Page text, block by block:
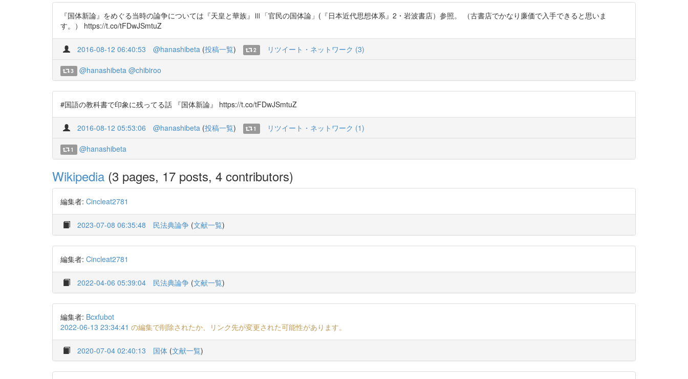
『国体新論』をめぐる当時の論争については『天皇と華族』Ⅲ「官民の国体論」(『日本近代思想体系』2・岩波書店）参照。 （古書店でかなり廉価で入手できると思いま
す。） https://t.co/tFDwJSmtuZ
2016-08-12 06:40:53 @hanashibeta (投稿一覧) 2 リツイート・ネットワーク (3)
3 @hanashibeta @chibiroo
#国語の教科書で印象に残ってる話 『国体新論』 https://t.co/tFDwJSmtuZ
2016-08-12 05:53:06 @hanashibeta (投稿一覧) 1 リツイート・ネットワーク (1)
1 @hanashibeta
Wikipedia (3 pages, 17 posts, 4 contributors)
編集者: Cincleat2781
2023-07-08 06:35:48 民法典論争 (文献一覧)
編集者: Cincleat2781
2022-04-06 05:39:04 民法典論争 (文献一覧)
編集者: Bcxfubot
2022-06-13 23:34:41 の編集で削除されたか、リンク先が変更された可能性があります。
2020-07-04 02:40:13 国体 (文献一覧)